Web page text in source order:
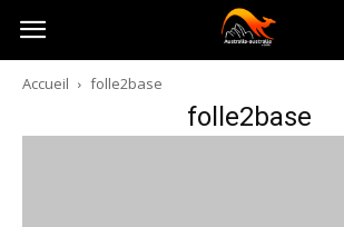
Australia-
australie.com
Accueil folle2base
folle2base